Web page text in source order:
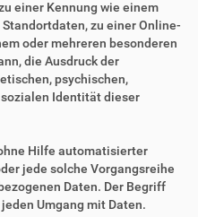
einer Kennung wie einem
zu einer Online-
oder mehreren besonderen
die Ausdruck der
psychischen,
Identität dieser
Hilfe automatisierter
jede solche Vorgangsreihe
Daten. Der Begriff
Umgang mit Daten.